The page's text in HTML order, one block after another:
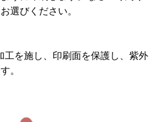
選びください。
工を施し、印刷面を保護し、紫外
。